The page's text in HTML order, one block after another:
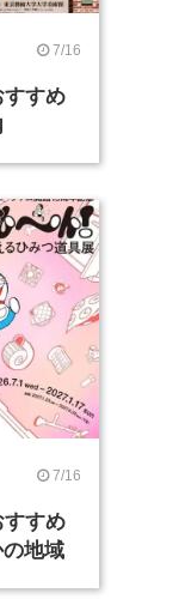
7/16
すすめ
7/16
すすめ
地域